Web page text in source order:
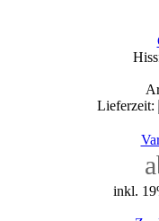
Lieferzeit:
inkl.